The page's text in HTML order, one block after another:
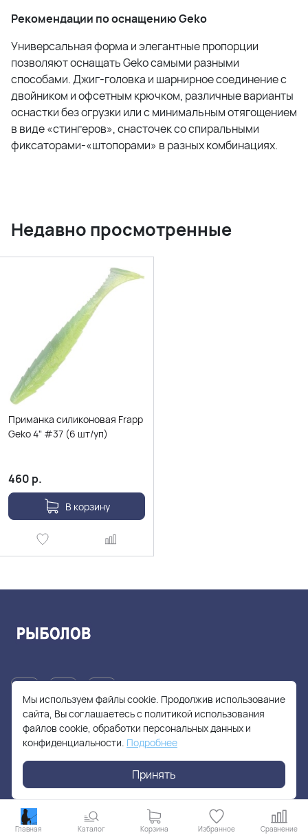
Рекомендации по оснащению Geko
Универсальная форма и элегантные пропорции
позволяют оснащать Geko самыми разными
способами. Джиг-головка и шарнирное соединение с
двойником и офсетным крючком, различные варианты
оснастки без огрузки или с минимальным отягощением
в виде «стингеров», снасточек со спиральными
фиксаторами-«штопорами» в разных комбинациях.
Недавно просмотренные
Приманка силиконовая Frapp
Geko 4" #37 (6 шт/уп)
460 р.
В корзину
+7(905)705-55-49
fishhuntershop@yandex.ru
Главная Каталог Корзина Избранное Сравнение
Мы используем файлы cookie. Продолжив использование
сайта, Вы соглашаетесь с политикой использования
файлов cookie, обработки персональных данных и
конфиденциальности. Подробнее
Принять